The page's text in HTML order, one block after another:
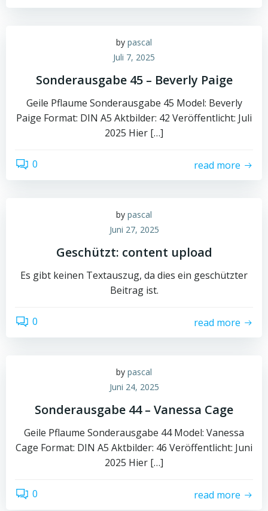
by pascal
Juli 7, 2025
Sonderausgabe 45 – Beverly Paige
Geile Pflaume Sonderausgabe 45 Model: Beverly
Paige Format: DIN A5 Aktbilder: 42 Veröffentlicht: Juli
2025 Hier […]
0 read more
by pascal
Juni 27, 2025
Geschützt: content upload
Es gibt keinen Textauszug, da dies ein geschützter
Beitrag ist.
0 read more
by pascal
Juni 24, 2025
Sonderausgabe 44 – Vanessa Cage
Geile Pflaume Sonderausgabe 44 Model: Vanessa
Cage Format: DIN A5 Aktbilder: 46 Veröffentlicht: Juni
2025 Hier […]
0 read more